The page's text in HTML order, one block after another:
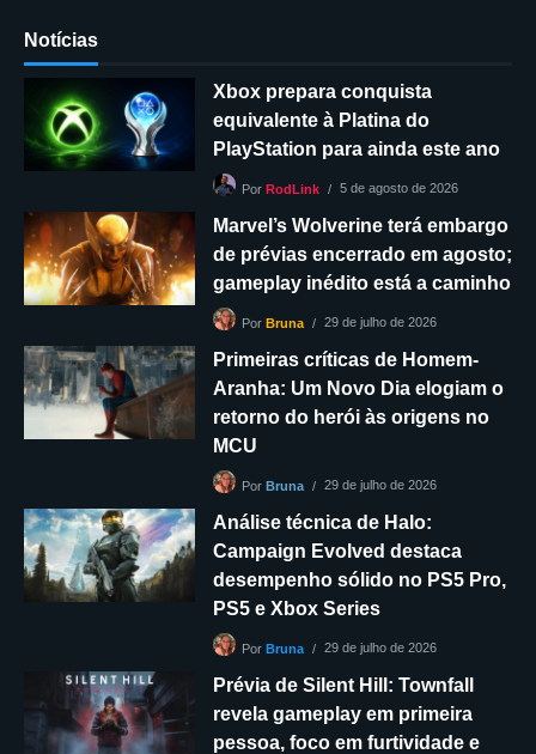
Notícias
Xbox prepara conquista
equivalente à Platina do
PlayStation para ainda este ano
PorRodLink 5 de agosto de 2026
Marvel’s Wolverine terá embargo
de prévias encerrado em agosto;
gameplay inédito está a caminho
PorBruna 29 de julho de 2026
Primeiras críticas de Homem-
Aranha: Um Novo Dia elogiam o
retorno do herói às origens no
MCU
PorBruna 29 de julho de 2026
Análise técnica de Halo:
Campaign Evolved destaca
desempenho sólido no PS5 Pro,
PS5 e Xbox Series
PorBruna 29 de julho de 2026
Prévia de Silent Hill: Townfall
revela gameplay em primeira
pessoa, foco em furtividade e